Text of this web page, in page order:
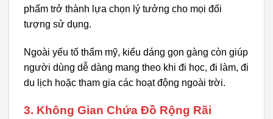
phẩm trở thành lựa chọn lý tưởng cho mọi đối
tượng sử dụng.
Ngoài yếu tố thẩm mỹ, kiểu dáng gọn gàng còn giúp
người dùng dễ dàng mang theo khi đi học, đi làm, đi
du lịch hoặc tham gia các hoạt động ngoài trời.
3. Không Gian Chứa Đồ Rộng Rãi